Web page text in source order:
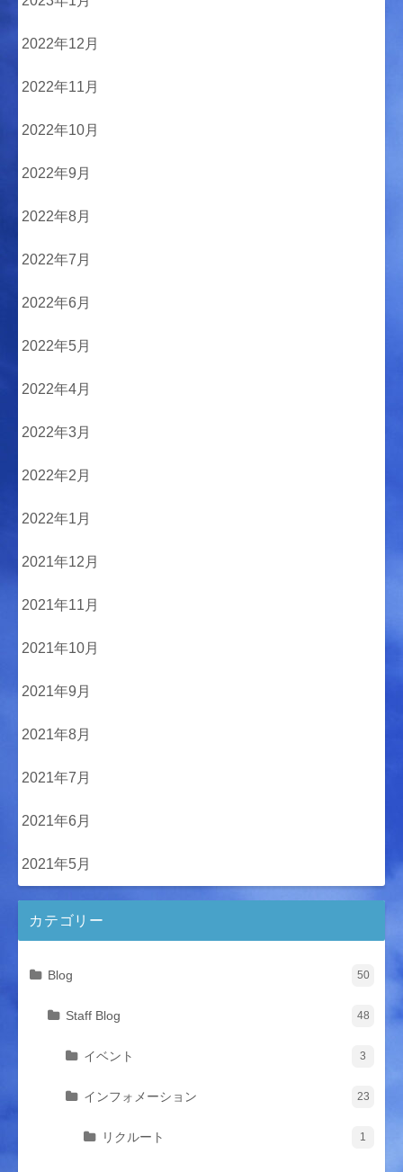
2022年12月
2022年11月
2022年10月
2022年9月
2022年8月
2022年7月
2022年6月
2022年5月
2022年4月
2022年3月
2022年2月
2022年1月
2021年12月
2021年11月
2021年10月
2021年9月
2021年8月
2021年7月
2021年6月
2021年5月
カテゴリー
Blog 50
Staff Blog 48
イベント 3
インフォメーション 23
リクルート 1